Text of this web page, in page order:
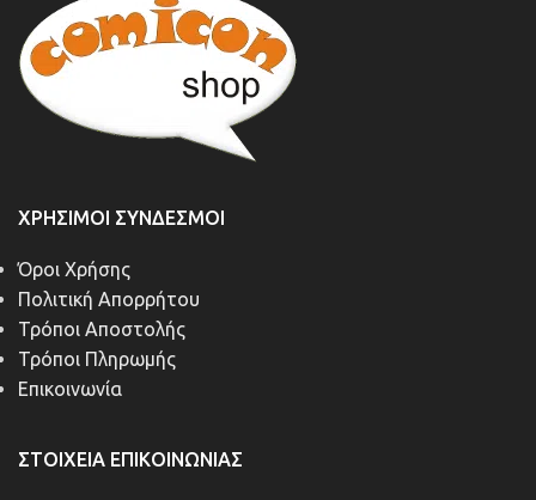
ΧΡΉΣΙΜΟΙ ΣΎΝΔΕΣΜΟΙ
Όροι Χρήσης
Πολιτική Απορρήτου
Τρόποι Αποστολής
Τρόποι Πληρωμής
Επικοινωνία
ΣΤΟΙΧΕΊΑ ΕΠΙΚΟΙΝΩΝΊΑΣ